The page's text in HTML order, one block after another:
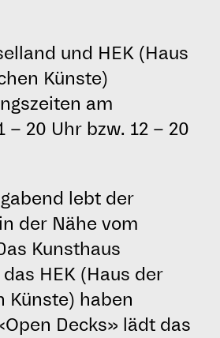
und HEK (Haus
Künste)
am
– 20 Uhr bzw. 12 – 20
lebt der
der Nähe vom
Kunsthaus
HEK (Haus der
Künste) haben
Decks» lädt das